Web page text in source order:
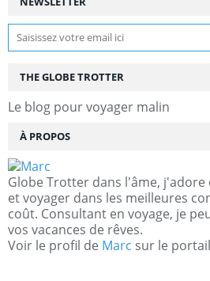
THE GLOBE TROTTER
Le blog pour voyager malin
À PROPOS
Globe Trotter dans l'âme, j'adore
et voyager dans les meilleures
coût. Consultant en voyage, je
vos vacances de rêves.
Voir le profil de Marc sur le